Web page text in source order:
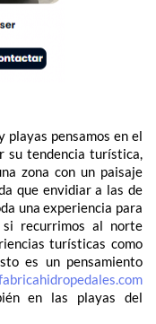
playas pensamos en el
su tendencia turística,
zona con un paisaje
que envidiar a las de
una experiencia para
si recurrimos al norte
turísticas como
es un pensamiento
en las playas del